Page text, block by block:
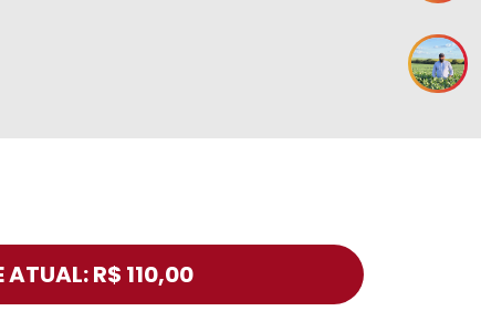
ATUAL: R$ 110,00